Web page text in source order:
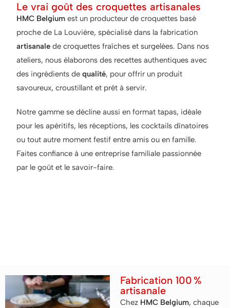
Le vrai goût des croquettes artisanales
HMC Belgium est un producteur de croquettes basé
proche de La Louvière, spécialisé dans la fabrication
artisanalede croquettes fraîches et surgelées. Dans nos
ateliers, nous élaborons des recettes authentiques avec
des ingrédients dequalité, pour offrir un produit
savoureux, croustillant et prêt à servir.
Notre gamme se décline aussi en format tapas, idéale
pour les apéritifs, les réceptions, les cocktails dînatoires
ou tout autre moment festif entre amis ou en famille.
Faites confiance à une entreprise familiale passionnée
par le goût et le savoir-faire.
Fabrication 100 %
artisanale
Chez HMC Belgium, chaque